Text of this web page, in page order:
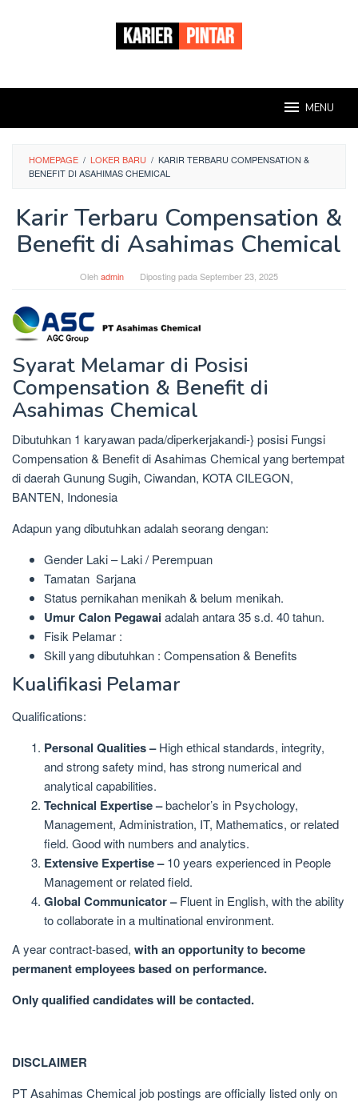
MENU
HOMEPAGE / LOKER BARU / KARIR TERBARU COMPENSATION &
BENEFIT DI ASAHIMAS CHEMICAL
Karir Terbaru Compensation &
Benefit di Asahimas Chemical
Olehadmin Diposting pada September 23, 2025
Syarat Melamar di Posisi
Compensation & Benefit di
Asahimas Chemical
Dibutuhkan 1 karyawan pada/diperkerjakandi-} posisi Fungsi
Compensation & Benefit di Asahimas Chemical yang bertempat
di daerah Gunung Sugih, Ciwandan, KOTA CILEGON,
BANTEN, Indonesia
Adapun yang dibutuhkan adalah seorang dengan:
Gender Laki – Laki / Perempuan
Tamatan Sarjana
Status pernikahan menikah & belum menikah.
Umur Calon Pegawaiadalah antara 35 s.d. 40 tahun.
Fisik Pelamar :
Skill yang dibutuhkan : Compensation & Benefits
Kualifikasi Pelamar
Qualifications:
Personal Qualities –High ethical standards, integrity,
and strong safety mind, has strong numerical and
analytical capabilities.
Technical Expertise –bachelor’s in Psychology,
Management, Administration, IT, Mathematics, or related
field. Good with numbers and analytics.
Extensive Expertise –10 years experienced in People
Management or related field.
Global Communicator –Fluent in English, with the ability
to collaborate in a multinational environment.
A year contract-based, with an opportunity to become
permanent employees based on performance.
Only qualified candidates will be contacted.
DISCLAIMER
PT Asahimas Chemical job postings are officially listed only on